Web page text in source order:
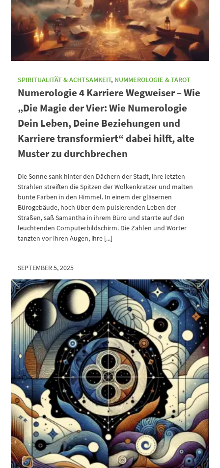
SPIRITUALITÄT & ACHTSAMKEIT, NUMMEROLOGIE & TAROT
Numerologie 4 Karriere Wegweiser – Wie
„Die Magie der Vier: Wie Numerologie
Dein Leben, Deine Beziehungen und
Karriere transformiert“ dabei hilft, alte
Muster zu durchbrechen
Die Sonne sank hinter den Dächern der Stadt, ihre letzten
Strahlen streiften die Spitzen der Wolkenkratzer und malten
bunte Farben in den Himmel. In einem der gläsernen
Bürogebäude, hoch über dem pulsierenden Leben der
Straßen, saß Samantha in ihrem Büro und starrte auf den
leuchtenden Computerbildschirm. Die Zahlen und Wörter
tanzten vor ihren Augen, ihre [...]
SEPTEMBER 5, 2025